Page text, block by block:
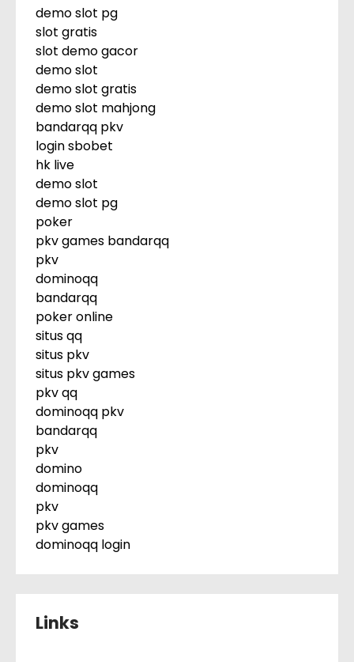
demo slot pg
slot gratis
slot demo gacor
demo slot
demo slot gratis
demo slot mahjong
bandarqq pkv
login sbobet
hk live
demo slot
demo slot pg
poker
pkv games bandarqq
pkv
dominoqq
bandarqq
poker online
situs qq
situs pkv
situs pkv games
pkv qq
dominoqq pkv
bandarqq
pkv
domino
dominoqq
pkv
pkv games
dominoqq login
Links